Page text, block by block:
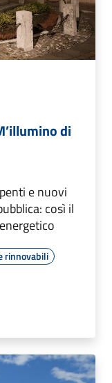
di
e nuovi
così il
rinnovabili